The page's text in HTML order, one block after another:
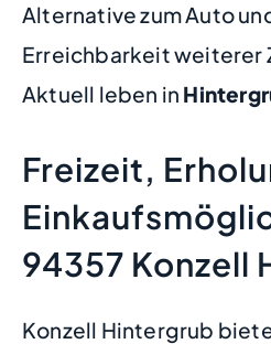
Alternative zum Auto
Erreichbarkeit weiterer
Aktuell leben in
Freizeit,
94357 Konzell
Konzell Hintergrub